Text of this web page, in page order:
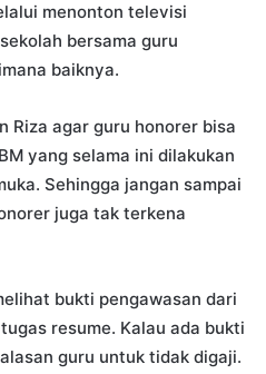
menonton televisi
bersama guru
baiknya.
Riza agar guru honorer bisa
yang selama ini dilakukan
Sehingga jangan sampai
juga tak terkena
bukti pengawasan dari
resume. Kalau ada bukti
guru untuk tidak digaji.